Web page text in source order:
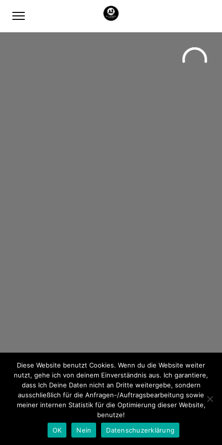
Diese Website benutzt Cookies. Wenn du die Website weiter
nutzt, gehe ich von deinem Einverständnis aus. Ich garantiere,
dass Ich Deine Daten nicht an Dritte weitergebe, sondern
ausschließlich für die Anfragen-/Auftragsbearbeitung sowie
meiner internen Statistik für die Optimierung dieser Website,
benutze!
OK
Nein Datenschuzerklärung